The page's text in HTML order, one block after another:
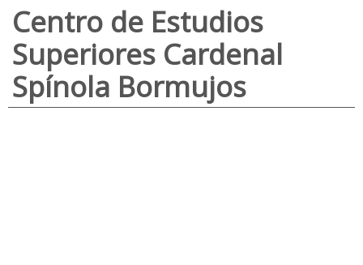
Centro de Estudios
Superiores Cardenal
Spínola Bormujos